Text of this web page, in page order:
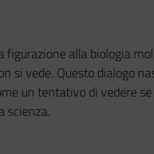
figurazione alla biologia
si vede. Questo dialogo
un tentativo di vedere
scienza.